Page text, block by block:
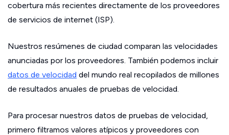
cobertura más recientes directamente de los proveedores
de servicios de internet (ISP).
Nuestros resúmenes de ciudad comparan las velocidades
anunciadas por los proveedores. También podemos incluir
datos de velocidad del mundo real recopilados de millones
de resultados anuales de pruebas de velocidad.
Para procesar nuestros datos de pruebas de velocidad,
primero filtramos valores atípicos y proveedores con